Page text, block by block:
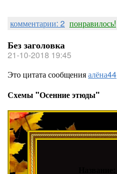
комментарии: 2 понравилось!
Без заголовка
21-10-2018 19:45
Это цитата сообщенияалёна44
Схемы "Осенние этюды"